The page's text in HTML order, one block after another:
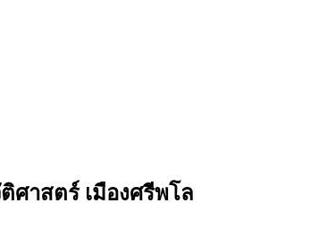
ศาสตร์ เมืองศรีพโล